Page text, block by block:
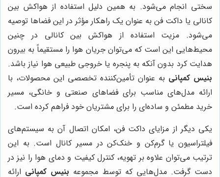
سختی انجام می‌شود. به همین دلیل استفاده از هواکش بین
کانالی یا داکت فن به عنوان یک راهکار مؤثر در این فضاها توصیه
می‌شود. مزیت استفاده از هواکش بین کانالی در چنین
محیط‌هایی این است که می‌توان جریان هوا را مستقیماً به بیرون
هدایت کرد بدون آنکه به پنجره یا خروجی طبیعی هوا نیاز باشد.
بنیس کمپانی به عنوان تأمین‌کننده تخصصی این محصولات، با
ارائه مدل‌های مناسب برای فضاهای صنعتی و خانگی، مسیر
خرید مطمئن و ساده‌ای را برای مشتریان خود فراهم کرده است.
یکی دیگر از مزایای داکت فن، امکان اتصال آن به سیستم‌های
فیلتراسیون یا گرم‌کن و خنک‌کن در مسیر کانال است. به این
ترتیب می‌توان علاوه بر تهویه، کنترل کیفیت و دمای هوا را نیز در
دست گرفت. مدل‌هایی که توسط مجموعه بنیس کمپانی ارائه